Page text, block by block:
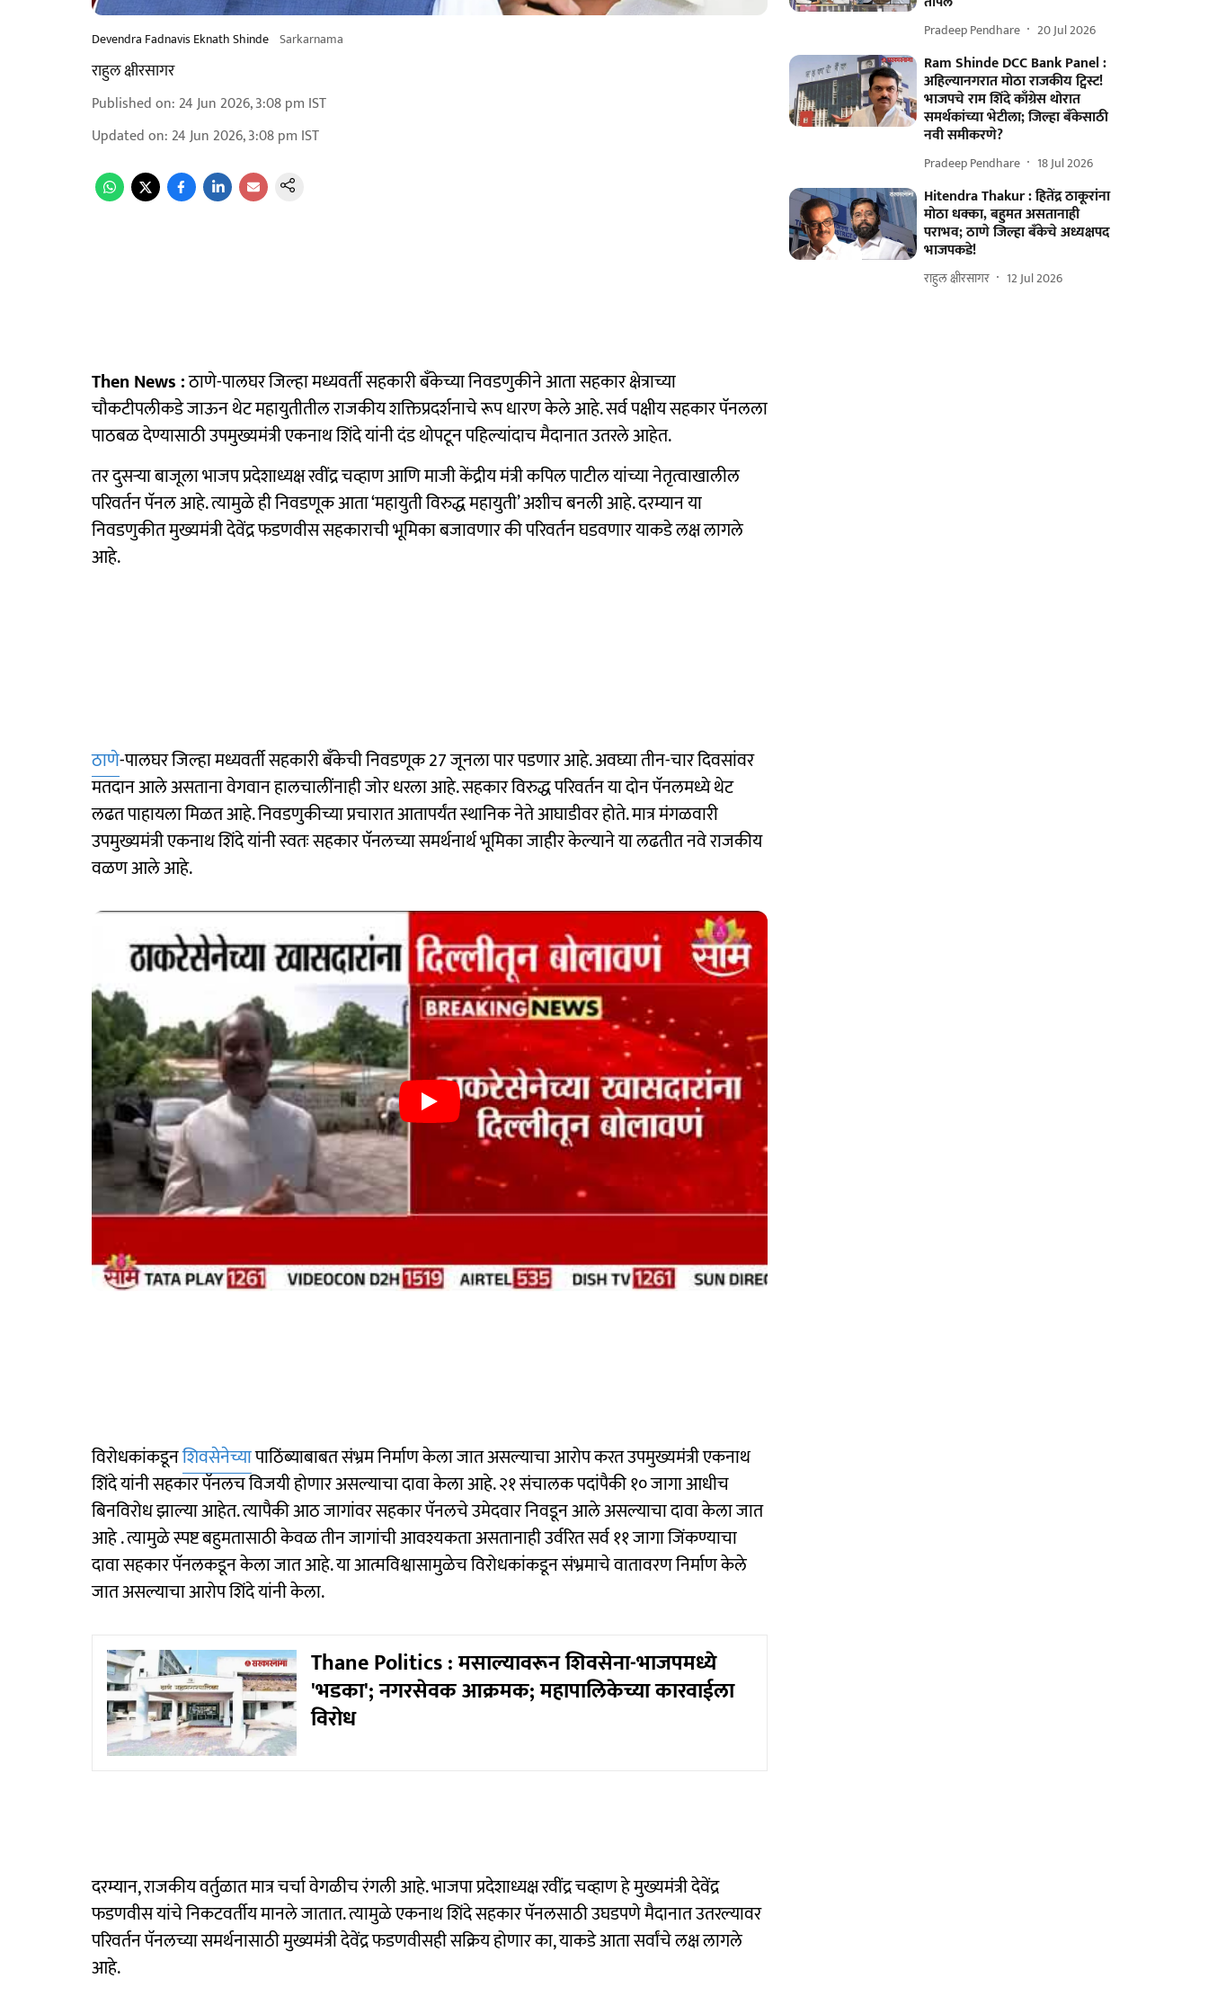
Devendra Fadnavis Eknath Shinde Sarkarnama
राहुल क्षीरसागर
Published on: 24 Jun 2026, 3:08 pm IST
Updated on: 24 Jun 2026, 3:08 pm IST
Then News :ठाणे-पालघर जिल्हा मध्यवर्ती सहकारी बँकेच्या निवडणुकीने आता सहकार क्षेत्राच्या
चौकटीपलीकडे जाऊन थेट महायुतीतील राजकीय शक्तिप्रदर्शनाचे रूप धारण केले आहे. सर्व पक्षीय सहकार पॅनलला
पाठबळ देण्यासाठी उपमुख्यमंत्री एकनाथ शिंदे यांनी दंड थोपटून पहिल्यांदाच मैदानात उतरले आहेत.
तर दुसऱ्या बाजूला भाजप प्रदेशाध्यक्ष रवींद्र चव्हाण आणि माजी केंद्रीय मंत्री कपिल पाटील यांच्या नेतृत्वाखालील
परिवर्तन पॅनल आहे. त्यामुळे ही निवडणूक आता ‘महायुती विरुद्ध महायुती’ अशीच बनली आहे. दरम्यान या
निवडणुकीत मुख्यमंत्री देवेंद्र फडणवीस सहकाराची भूमिका बजावणार की परिवर्तन घडवणार याकडे लक्ष लागले
आहे.
ठाणे-पालघर जिल्हा मध्यवर्ती सहकारी बँकेची निवडणूक 27 जूनला पार पडणार आहे. अवघ्या तीन-चार दिवसांवर
मतदान आले असताना वेगवान हालचालींनाही जोर धरला आहे. सहकार विरुद्ध परिवर्तन या दोन पॅनलमध्ये थेट
लढत पाहायला मिळत आहे. निवडणुकीच्या प्रचारात आतापर्यंत स्थानिक नेते आघाडीवर होते. मात्र मंगळवारी
उपमुख्यमंत्री एकनाथ शिंदे यांनी स्वतः सहकार पॅनलच्या समर्थनार्थ भूमिका जाहीर केल्याने या लढतीत नवे राजकीय
वळण आले आहे.
विरोधकांकडूनशिवसेनेच्यापाठिंब्याबाबत संभ्रम निर्माण केला जात असल्याचा आरोप करत उपमुख्यमंत्री एकनाथ
शिंदे यांनी सहकार पॅनलच विजयी होणार असल्याचा दावा केला आहे. २१ संचालक पदांपैकी १० जागा आधीच
बिनविरोध झाल्या आहेत. त्यापैकी आठ जागांवर सहकार पॅनलचे उमेदवार निवडून आले असल्याचा दावा केला जात
आहे . त्यामुळे स्पष्ट बहुमतासाठी केवळ तीन जागांची आवश्यकता असतानाही उर्वरित सर्व ११ जागा जिंकण्याचा
दावा सहकार पॅनलकडून केला जात आहे. या आत्मविश्वासामुळेच विरोधकांकडून संभ्रमाचे वातावरण निर्माण केले
जात असल्याचा आरोप शिंदे यांनी केला.
Thane Politics : मसाल्यावरून शिवसेना-भाजपमध्ये
'भडका'; नगरसेवक आक्रमक; महापालिकेच्या कारवाईला
विरोध
दरम्यान, राजकीय वर्तुळात मात्र चर्चा वेगळीच रंगली आहे. भाजपा प्रदेशाध्यक्ष रवींद्र चव्हाण हे मुख्यमंत्री देवेंद्र
फडणवीस यांचे निकटवर्तीय मानले जातात. त्यामुळे एकनाथ शिंदे सहकार पॅनलसाठी उघडपणे मैदानात उतरल्यावर
परिवर्तन पॅनलच्या समर्थनासाठी मुख्यमंत्री देवेंद्र फडणवीसही सक्रिय होणार का, याकडे आता सर्वांचे लक्ष लागले
आहे.
Pradeep Pendhare 20 Jul 2026
Ram Shinde DCC Bank Panel :
अहिल्यानगरात मोठा राजकीय ट्विस्ट!
भाजपचे राम शिंदे काँग्रेस थोरात
समर्थकांच्या भेटीला; जिल्हा बँकेसाठी
नवी समीकरणे?
Pradeep Pendhare 18 Jul 2026
Hitendra Thakur : हितेंद्र ठाकूरांना
मोठा धक्का, बहुमत असतानाही
पराभव; ठाणे जिल्हा बँकेचे अध्यक्षपद
भाजपकडे!
राहुल क्षीरसागर 12 Jul 2026